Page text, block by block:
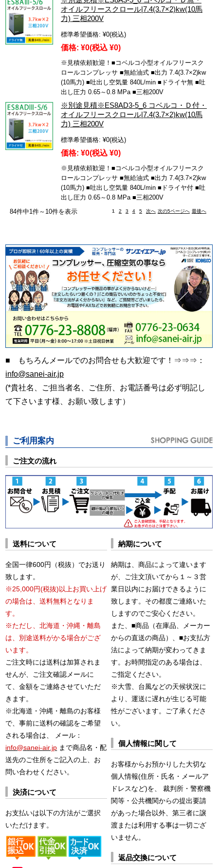
オイルフリースクロール|7.4(3.7×2)kw(10馬
力) 三相200V
標準希望価格: ¥0(税込)
価格: ¥0(税込 ¥0)
※見積依頼歓迎！■コベルコ小型オイルフリースク
ロールコンプレッサ ■無給油式 ■出力 7.4(3.7×2)kw
(10馬力) ■吐出し空気量 840L/min ■ドライヤ無 ■吐
出し圧力 0.65～0.8 MPa ■三相200V
※別途見積※ES8AD3-5_6 コベルコ・Ｄ付・
オイルフリースクロール|7.4(3.7×2)kw(10馬
力) 三相200V
標準希望価格: ¥0(税込)
価格: ¥0(税込 ¥0)
※見積依頼歓迎！■コベルコ小型オイルフリースク
ロールコンプレッサ ■無給油式 ■出力 7.4(3.7×2)kw
(10馬力) ■吐出し空気量 840L/min ■ドライヤ付 ■吐
出し圧力 0.65～0.8 MPa ■三相200V
84件中1件～10件を表示
1 2 3 4 5 次へ 次の5ページへ 最後へ
■ もちろんメールでのお問合せも大歓迎です！⇒⇒⇒：
info@sanei-air.jp
(*貴社名、ご担当者名、ご住所、お電話番号は必ず明記し
て下さいます様、お願い致します）
ご利用案内
ご注文の流れ
送料について
全国一律600円（税抜）でお送り
致します。
※25,000円(税抜)以上お買い上げ
の場合は、送料無料となりま
す。
※ただし、北海道・沖縄・離島
は、別途送料がかる場合がござ
います。
ご注文時には送料は加算されま
せんが、ご注文確認メールに
て、金額をご連絡させていただ
きます。
※北海道・沖縄・離島のお客様
で、事前に送料の確認をご希望
される場合は、 メール：
info@sanei-air.jp まで商品名・配
送先のご住所をご記入の上、お
問い合わせください。
決済について
お支払いは以下の方法がご選択
いただけます。
納期について
納期は、商品によって違います
が、ご注文頂いてから１～３営
業日以内にお届けできるように
致します。その都度ご連絡いた
しますのでご安心ください。
また、■商品（在庫品、メーカー
からの直送の商品）、■お支払方
法によって納期が変わってきま
す。お時間指定のある場合は、
ご指定ください。
※大雪、台風などの天候状況に
より、運送に遅れが生じる可能
性がございます。ご了承くださ
い。
個人情報に関して
お客様からお預かりした大切な
個人情報(住所・氏名・メールア
ドレスなど)を、 裁判所・警察機
関等・公共機関からの提出要請
があった場合以外、第三者に譲
渡または利用する事は一切ござ
いません。
返品交換について